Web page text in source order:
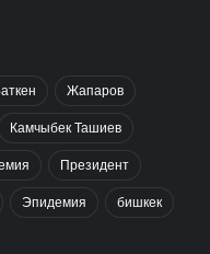
Жапаров
Камчыбек Ташиев
Президент
Эпидемия бишкек